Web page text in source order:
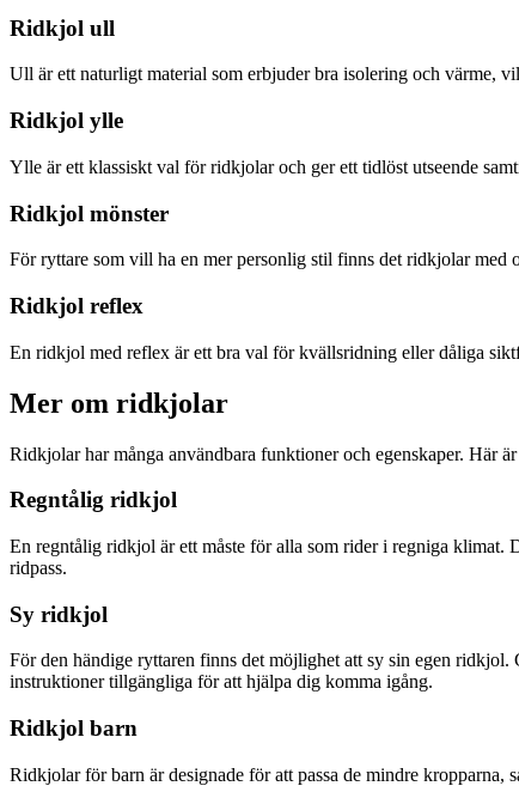
Ridkjol ull
Ull är ett naturligt material som erbjuder bra isolering och värme,
Ridkjol ylle
Ylle är ett klassiskt val för ridkjolar och ger ett tidlöst utseende
Ridkjol mönster
För ryttare som vill ha en mer personlig stil finns det ridkjolar
Ridkjol reflex
En ridkjol med reflex är ett bra val för kvällsridning eller dåliga
Mer om ridkjolar
Ridkjolar har många användbara funktioner och egenskaper. Här
Regntålig ridkjol
En regntålig ridkjol är ett måste för alla som rider i regniga klimat.
ridpass.
Sy ridkjol
För den händige ryttaren finns det möjlighet att sy sin egen
instruktioner tillgängliga för att hjälpa dig komma igång.
Ridkjol barn
Ridkjolar för barn är designade för att passa de mindre